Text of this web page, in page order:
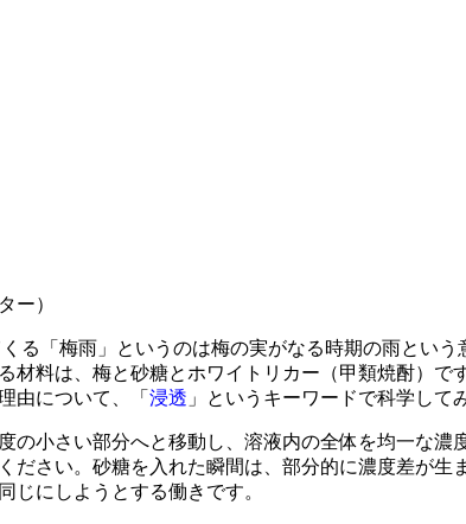
ー）
「梅雨」というのは梅の実がなる時期の雨とい
材料は、梅と砂糖とホワイトリカー（甲類焼酎）
由について、「 浸透 」というキーワードで科学して
小さい部分へと移動し、溶液内の全体を均一な
ださい。砂糖を入れた瞬間は、部分的に濃度差が
じにしようとする働きです。